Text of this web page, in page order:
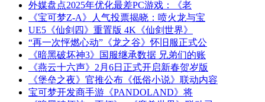
外媒盘点2025年优化最差PC游戏：《老
《宝可梦Z-A》人气投票揭晓：喷火龙与宝
UE5《仙剑四》重置版 4K《仙剑世界》
“再一次怦燃心动”《龙之谷》怀旧服正式公
《暗黑破坏神3》国服继承数据 兄弟们的账
《燕云十六声》2月6日正式开启新春贺岁版
《堡垒之夜》官推公布《低俗小说》联动内容
宝可梦开发商手游《PANDOLAND》将